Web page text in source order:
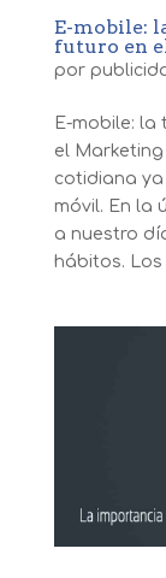
E-mobile:
futuro en
por
E-mobile: la
el
cotidiana ya
móvil. En la
a nuestro
hábitos. Los